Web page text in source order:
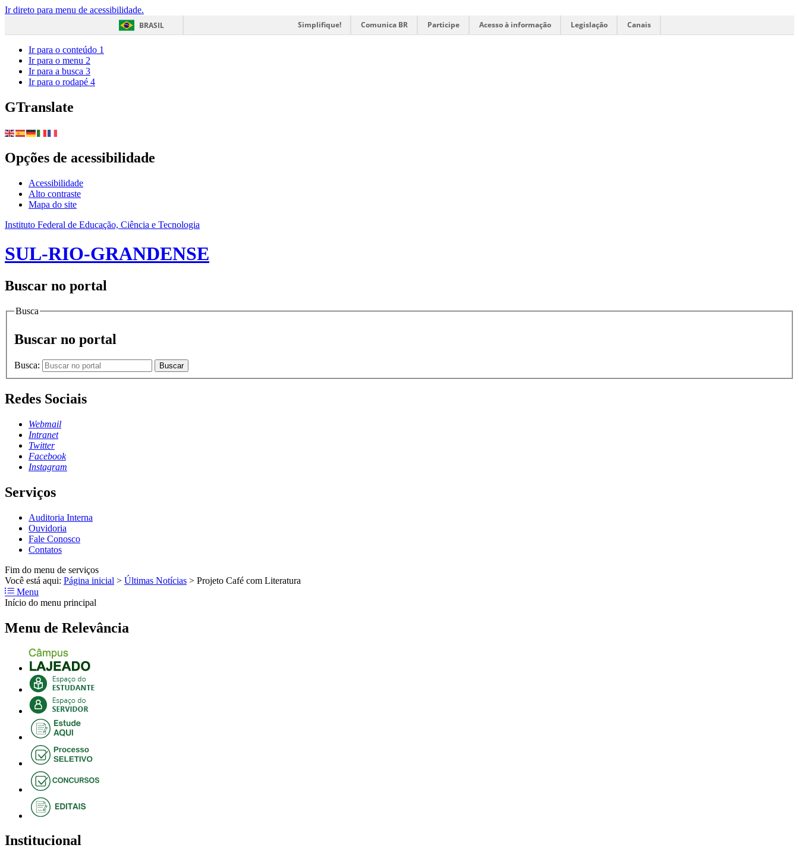
Ir direto para menu de acessibilidade.
BRASIL
Simplifique! Comunica BR Participe Acesso à informação Legislação Canais
Ir para o conteúdo 1
Ir para o menu 2
Ir para a busca 3
Ir para o rodapé 4
GTranslate
Opções de acessibilidade
Acessibilidade
Alto contraste
Mapa do site
Instituto Federal de Educação, Ciência e Tecnologia
SUL-RIO-GRANDENSE
Buscar no portal
Busca
Buscar no portal
Busca: Buscar
Redes Sociais
Webmail
Intranet
Twitter
Facebook
Instagram
Serviços
Auditoria Interna
Ouvidoria
Fale Conosco
Contatos
Fim do menu de serviços
Você está aqui: Página inicial > Últimas Notícias > Projeto Café com Literatura
Menu
Início do menu principal
Menu de Relevância
Institucional